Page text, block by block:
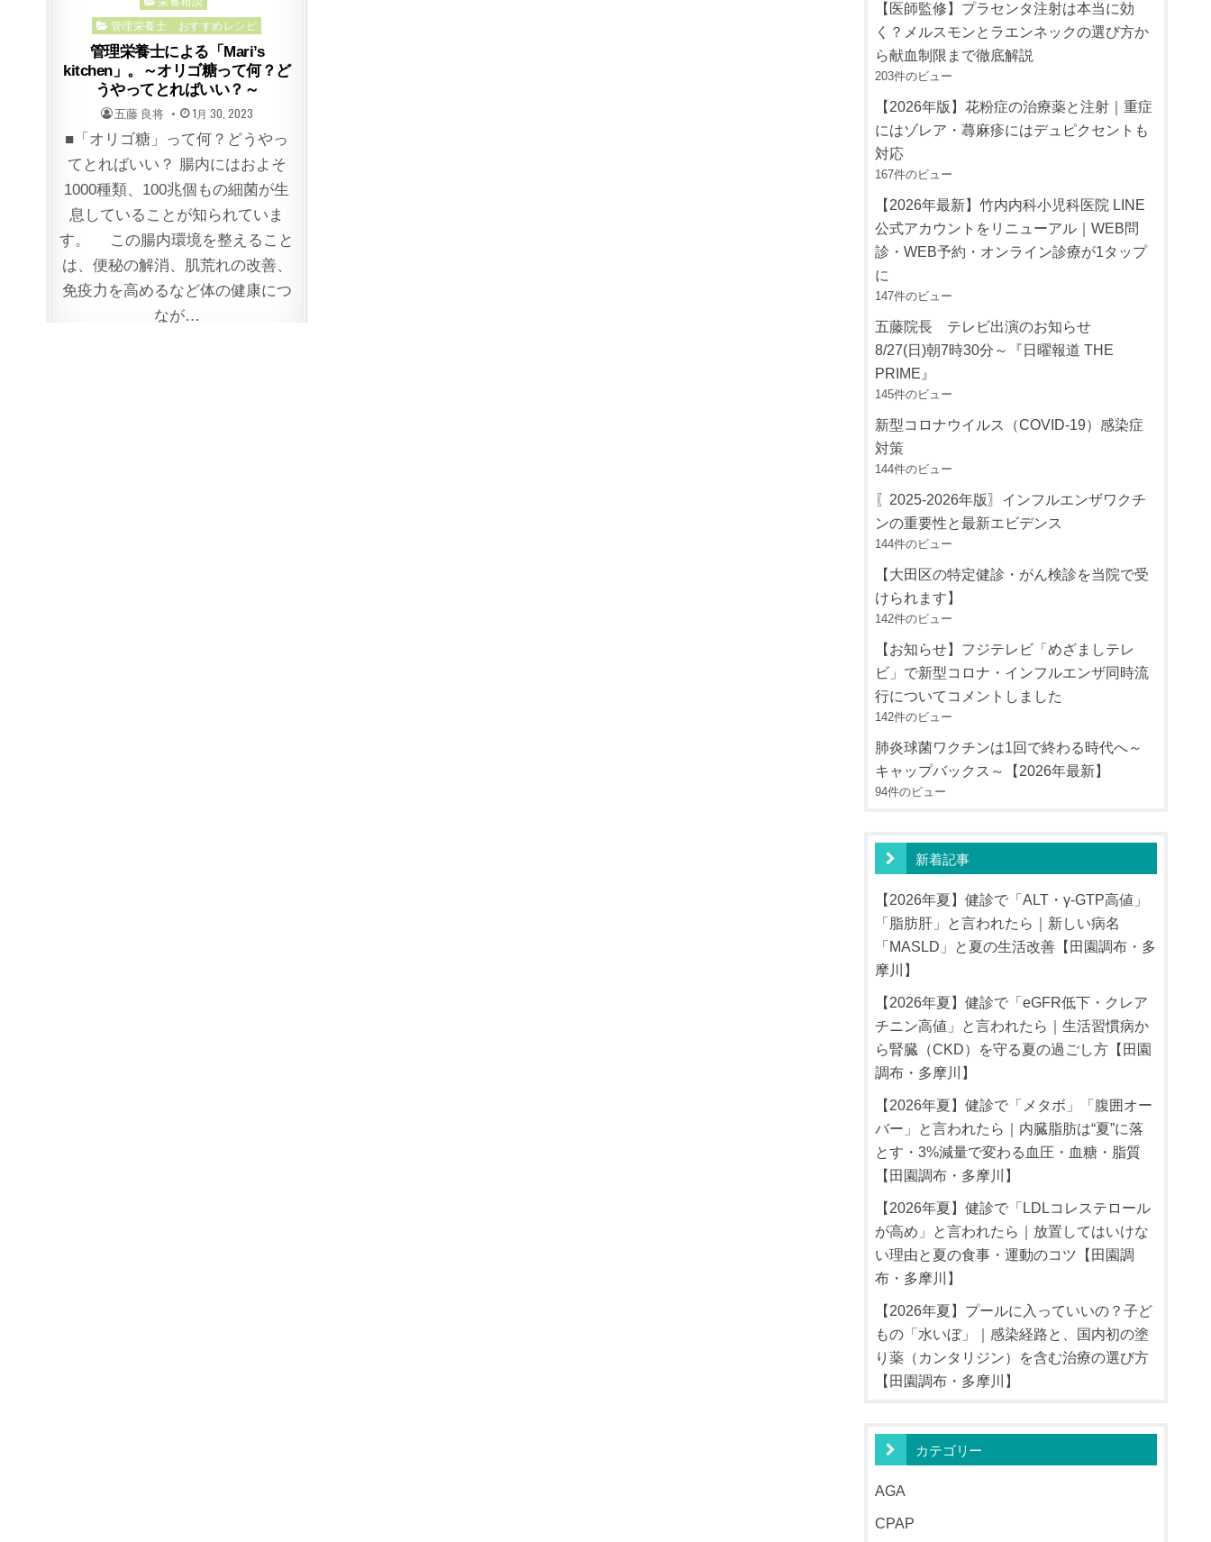
in
管理栄養士 おすすめレシピ
管理栄養士による「Mari’s
kitchen」。～オリゴ糖って何？ど
うやってとればいい？～
POSTED
BY
五藤 良将 POSTED
ON
1月 30, 2023
■「オリゴ糖」って何？どうやっ
てとればいい？ 腸内にはおよそ
1000種類、100兆個もの細菌が生
息していることが知られていま
す。 この腸内環境を整えること
は、便秘の解消、肌荒れの改善、
免疫力を高めるなど体の健康につ
なが…
【医師監修】プラセンタ注射は本当に効
く？メルスモンとラエンネックの選び方か
ら献血制限まで徹底解説
203件のビュー
【2026年版】花粉症の治療薬と注射｜重症
にはゾレア・蕁麻疹にはデュピクセントも
対応
167件のビュー
【2026年最新】竹内内科小児科医院 LINE
公式アカウントをリニューアル｜WEB問
診・WEB予約・オンライン診療が1タップ
に
147件のビュー
五藤院長 テレビ出演のお知らせ
8/27(日)朝7時30分～『日曜報道 THE
PRIME』
145件のビュー
新型コロナウイルス（COVID-19）感染症
対策
144件のビュー
〖2025-2026年版〗インフルエンザワクチ
ンの重要性と最新エビデンス
144件のビュー
【大田区の特定健診・がん検診を当院で受
けられます】
142件のビュー
【お知らせ】フジテレビ「めざましテレ
ビ」で新型コロナ・インフルエンザ同時流
行についてコメントしました
142件のビュー
肺炎球菌ワクチンは1回で終わる時代へ～
キャップバックス～【2026年最新】
94件のビュー
新着記事
【2026年夏】健診で「ALT・γ-GTP高値」
「脂肪肝」と言われたら｜新しい病名
「MASLD」と夏の生活改善【田園調布・多
摩川】
【2026年夏】健診で「eGFR低下・クレア
チニン高値」と言われたら｜生活習慣病か
ら腎臓（CKD）を守る夏の過ごし方【田園
調布・多摩川】
【2026年夏】健診で「メタボ」「腹囲オー
バー」と言われたら｜内臓脂肪は“夏”に落
とす・3%減量で変わる血圧・血糖・脂質
【田園調布・多摩川】
【2026年夏】健診で「LDLコレステロール
が高め」と言われたら｜放置してはいけな
い理由と夏の食事・運動のコツ【田園調
布・多摩川】
【2026年夏】プールに入っていいの？子ど
もの「水いぼ」｜感染経路と、国内初の塗
り薬（カンタリジン）を含む治療の選び方
【田園調布・多摩川】
カテゴリー
AGA
CPAP